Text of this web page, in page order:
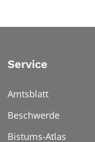
Service
Amtsblatt
Beschwerde
Bistums-Atlas